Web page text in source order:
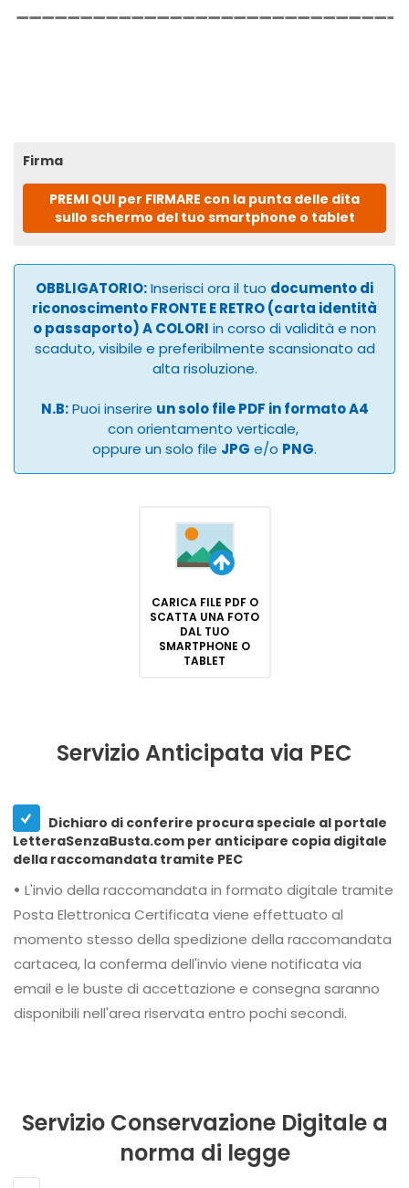
Firma
PREMI QUI per FIRMARE con la punta delle dita
sullo schermo del tuo smartphone o tablet
OBBLIGATORIO:Inserisci ora il tuo documento di
riconoscimento FRONTE E RETRO (carta identità
o passaporto) A COLORI in corso di validità e non
scaduto, visibile e preferibilmente scansionato ad
alta risoluzione.
N.B:Puoi inserire un solo file PDF in formato A4
con orientamento verticale,
oppure un solo file JPG e/o PNG.
CARICA FILE PDF O
SCATTA UNA FOTO
DAL TUO
SMARTPHONE O
TABLET
Servizio Anticipata via PEC
Dichiaro di conferire procura speciale al portale
LetteraSenzaBusta.com per anticipare copia digitale
della raccomandata tramite PEC
• L'invio della raccomandata in formato digitale tramite
Posta Elettronica Certificata viene effettuato al
momento stesso della spedizione della raccomandata
cartacea, la conferma dell'invio viene notificata via
email e le buste di accettazione e consegna saranno
disponibili nell'area riservata entro pochi secondi.
Servizio Conservazione Digitale a
norma di legge